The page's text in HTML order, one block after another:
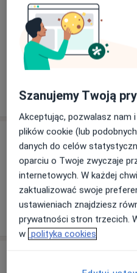
Jest autorem i
doniesień zjazdowych w
Główne obszary pomocy
Niewydolność serca
Nadciśnienie tętnicze
Usługi i ceny
Brak informacji o
Ten lekarz nie dodał
Szanujemy Twoją
Akceptując, pozwalasz nam
plików cookie (lub
danych do celów
oparciu o Twoje zwyczaje
internetowych. W każdej
zaktualizować swoje
ustawieniach znajdziesz
prywatności stron trzecich.
w polityka cookies